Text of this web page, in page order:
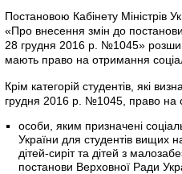
Постановою Кабінету Міністрів
«Про внесення змін до постанови
28 грудня 2016 р. №1045»
мають право на отримання
Крім категорій студентів, які
грудня 2016 р. №1045, право на
особи, яким призначені
України для студентів вищих
дітей-сиріт та дітей з
постанови Верховної Ради